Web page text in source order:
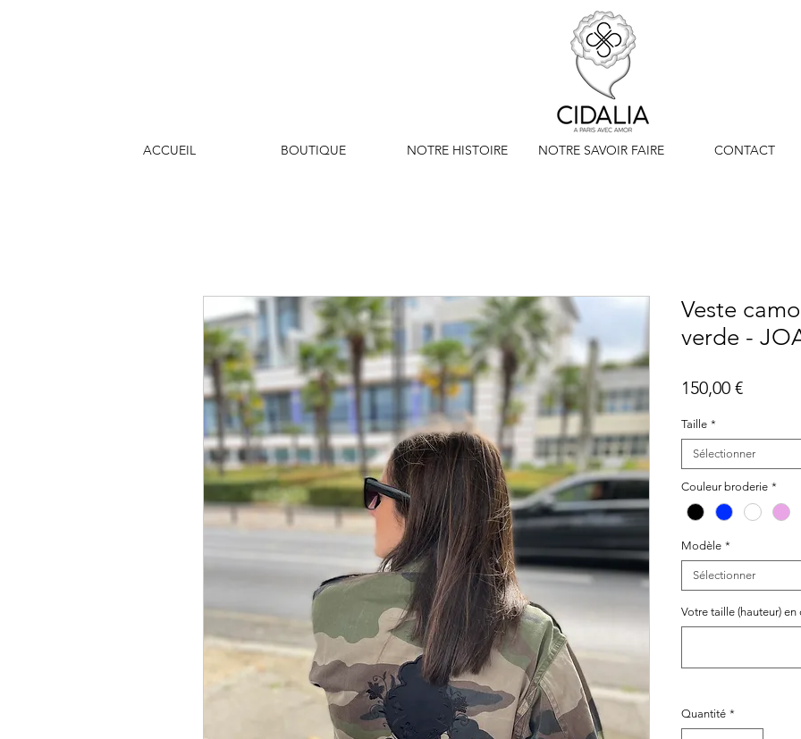
ACCUEIL BOUTIQUE NOTRE HISTOIRE NOTRE SAVOIR FAIRE CONTACT
Veste
verde -
150,00 €Prix
Taille *
Sélectionner
Couleur broderie *
Modèle *
Sélectionner
Votre taille (hauteur) en
Quantité *